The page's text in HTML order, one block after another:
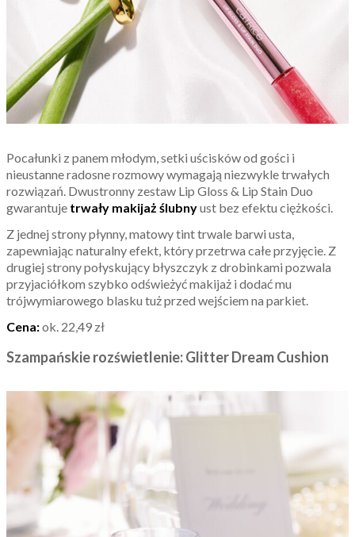
Pocałunki z panem młodym, setki uścisków od gości i
nieustanne radosne rozmowy wymagają niezwykle trwałych
rozwiązań. Dwustronny zestaw Lip Gloss & Lip Stain Duo
gwarantuje trwały makijaż ślubnyust bez efektu ciężkości.
Z jednej strony płynny, matowy tint trwale barwi usta,
zapewniając naturalny efekt, który przetrwa całe przyjęcie. Z
drugiej strony połyskujący błyszczyk z drobinkami pozwala
przyjaciółkom szybko odświeżyć makijaż i dodać mu
trójwymiarowego blasku tuż przed wejściem na parkiet.
Cena:ok. 22,49 zł
Szampańskie rozświetlenie: Glitter Dream Cushion